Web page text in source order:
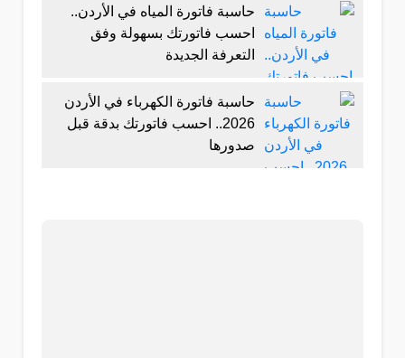
حاسبة فاتورة المياه في الأردن..
احسب فاتورتك بسهولة وفق
التعرفة الجديدة
حاسبة فاتورة الكهرباء في الأردن
2026.. احسب فاتورتك بدقة قبل
صدورها